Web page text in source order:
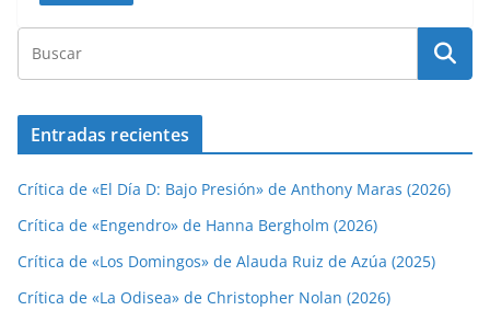
Entradas recientes
Crítica de «El Día D: Bajo Presión» de Anthony Maras (2026)
Crítica de «Engendro» de Hanna Bergholm (2026)
Crítica de «Los Domingos» de Alauda Ruiz de Azúa (2025)
Crítica de «La Odisea» de Christopher Nolan (2026)